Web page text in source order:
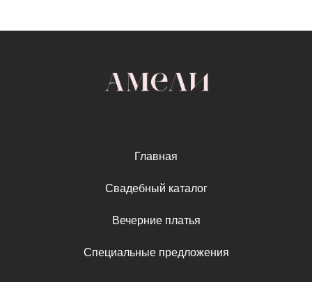
Главная
Свадебный каталог
Вечерние платья
Специальные предложения